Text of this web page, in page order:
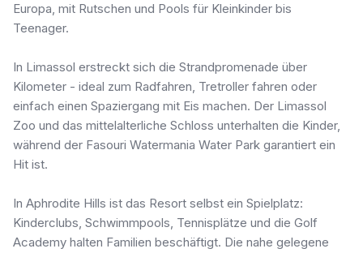
Europa, mit Rutschen und Pools für Kleinkinder bis
Teenager.
In Limassol erstreckt sich die Strandpromenade über
Kilometer - ideal zum Radfahren, Tretroller fahren oder
einfach einen Spaziergang mit Eis machen. Der Limassol
Zoo und das mittelalterliche Schloss unterhalten die Kinder,
während der Fasouri Watermania Water Park garantiert ein
Hit ist.
In Aphrodite Hills ist das Resort selbst ein Spielplatz:
Kinderclubs, Schwimmpools, Tennisplätze und die Golf
Academy halten Familien beschäftigt. Die nahe gelegene